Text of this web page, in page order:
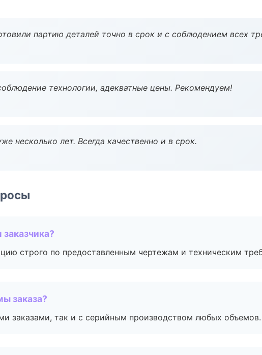
партию деталей точно в срок и с соблюдением всех
технологии, адекватные цены. Рекомендуем!
несколько лет. Всегда качественно и в срок.
строго по предоставленным чертежам и техническим
заказа?
заказами, так и с серийным производством любых объемов.